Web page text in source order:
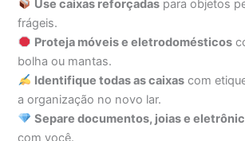
Use caixas reforçadas para objetos
frágeis.
Proteja móveis e eletrodomésticos
bolha ou mantas.
Identifique todas as caixas com
a organização no novo lar.
Separe documentos, joias e
com você.